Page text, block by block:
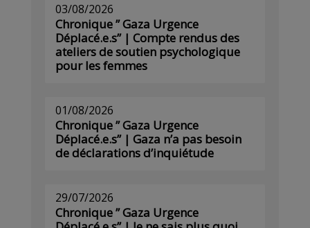
03/08/2026
Chronique ” Gaza Urgence
Déplacé.e.s” | Compte rendus des
ateliers de soutien psychologique
pour les femmes
01/08/2026
Chronique ” Gaza Urgence
Déplacé.e.s” | Gaza n’a pas besoin
de déclarations d’inquiétude
29/07/2026
Chronique ” Gaza Urgence